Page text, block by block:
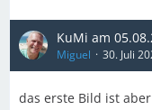
KuMi am
Miguel 30. Juli
das erste Bild ist